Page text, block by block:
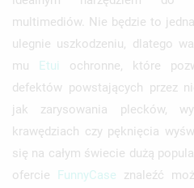
multimediów. Nie będzie to
ulegnie uszkodzeniu, dlatego
mu Etui
ochronne, które
defektów powstających przez
jak zarysowania plecków,
krawędziach czy pęknięcia
się na całym świecie dużą
ofercie FunnyCase znaleźć